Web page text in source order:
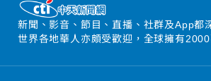
新聞、影音、節目、直播、社群及App都
世界各地華人亦頗受歡迎，全球擁有2000